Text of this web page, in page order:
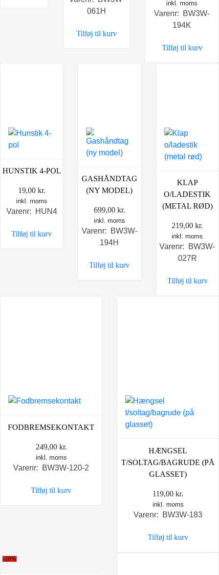
061H
Tilføj til kurv
inkl. moms
Varenr: BW3W-
194K
Tilføj til kurv
HUNSTIK 4-POL
19,00 kr.
inkl. moms
Varenr: HUN4
Tilføj til kurv
GASHÅNDTAG
(NY MODEL)
699,00 kr.
inkl. moms
Varenr: BW3W-
194H
Tilføj til kurv
KLAP
O/LADESTIK
(METAL RØD)
219,00kr.
inkl. moms
Varenr: BW3W-
027R
Tilføj til kurv
FODBREMSEKONTAKT
249,00 kr.
inkl. moms
Varenr: BW3W-120-2
Tilføj til kurv
HÆNGSEL
T/SOLTAG/BAGRUDE (PÅ
GLASSET)
119,00 kr.
inkl. moms
Varenr: BW3W-183
Tilføj til kurv
-20%